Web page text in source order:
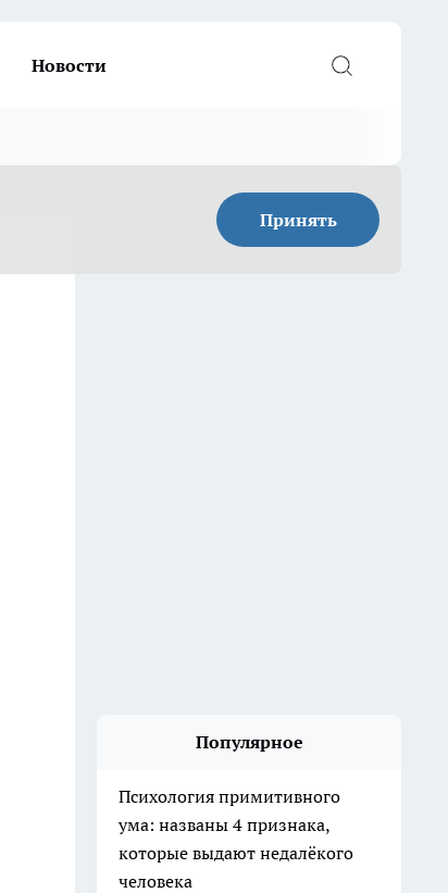
Новости
Принять
Популярное
Психология примитивного
ума: названы 4 признака,
которые выдают недалёкого
человека